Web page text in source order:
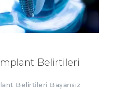
İmplant Belirtileri
Belirtileri Başarısız